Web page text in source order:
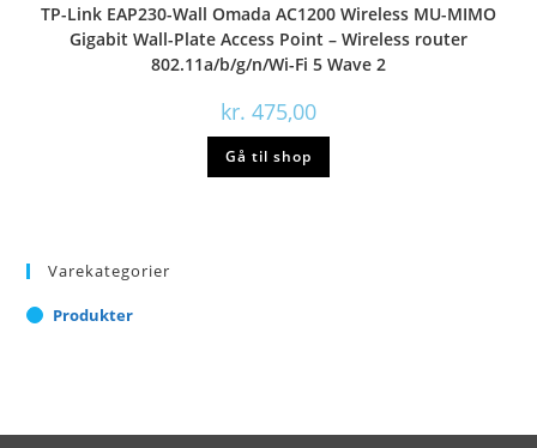
TP-Link EAP230-Wall Omada AC1200 Wireless MU-MIMO
Gigabit Wall-Plate Access Point – Wireless router
802.11a/b/g/n/Wi-Fi 5 Wave 2
kr. 475,00
Gå til shop
Varekategorier
Produkter